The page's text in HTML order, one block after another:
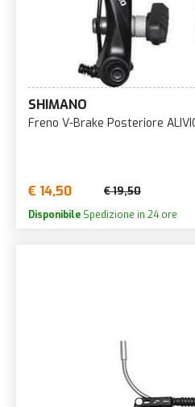
SHIMANO
Freno V-Brake Posteriore
€ 14,50 € 19,50
Disponibile Spedizione in 24 ore